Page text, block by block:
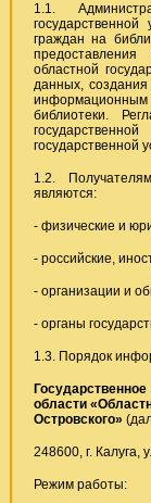
1.1.
граждан на
областной
данных,
библиотеки.
государственной
1.2.
являются:
- физические и
- российские,
- организации и
- органы
1.3. Порядок
области
Островского»
248600, г.
Режим работы: